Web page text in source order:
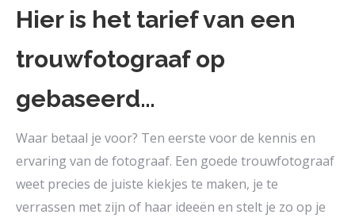
Hier is het tarief van een
trouwfotograaf op
gebaseerd…
Waar betaal je voor? Ten eerste voor de kennis en
ervaring van de fotograaf. Een goede trouwfotograaf
weet precies de juiste kiekjes te maken, je te
verrassen met zijn of haar ideeën en stelt je zo op je